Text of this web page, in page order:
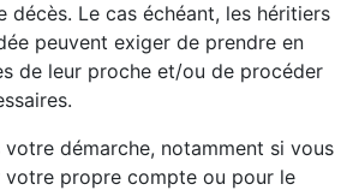
décès. Le cas échéant, les héritiers
peuvent exiger de prendre en
de leur proche et/ou de procéder
démarche, notamment si vous
votre propre compte ou pour le